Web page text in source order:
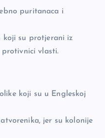
puritanaca i
koji su protjerani iz
protivnici vlasti.
koji su u Engleskoj
jer su kolonije